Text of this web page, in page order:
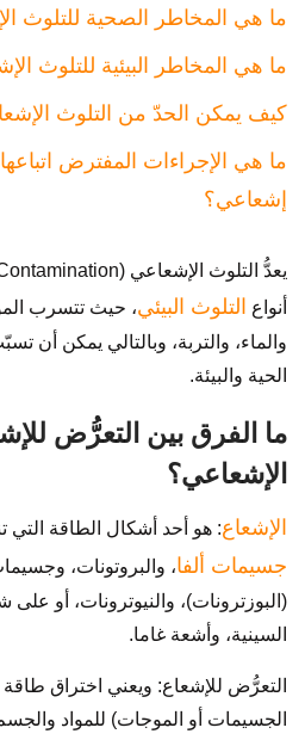
ما هي المخاطر الصحية للتلوث
ما هي المخاطر البيئية للتلوث
كيف يمكن الحدّ من التلوث
ما هي الإجراءات المفترض
إشعاعي؟
أنواع التلوث البيئي، حيث تتسرب
والماء، والتربة، وبالتالي يمكن أن
الحية والبيئة.
ما الفرق بين التعرُّض
الإشعاعي؟
الإشعاع: هو أحد أشكال الطاقة
جسيمات ألفا، والبروتونات،
(البوزترونات)، والنيوترونات، أو
السينية، وأشعة غاما.
التعرُّض للإشعاع: ويعني اختراق طاقة
الجسيمات أو الموجات) للمواد